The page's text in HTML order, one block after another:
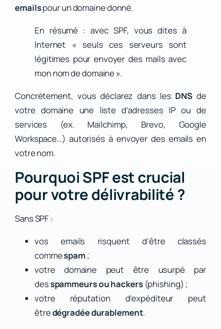
emailspour un domaine donné.
En résumé : avec SPF, vous dites à
Internet « seuls ces serveurs sont
légitimes pour envoyer des mails avec
mon nom de domaine ».
Concrètement, vous déclarez dans les DNSde
votre domaine une liste d’adresses IP ou de
services (ex. Mailchimp, Brevo, Google
Workspace…) autorisés à envoyer des emails en
votre nom.
Pourquoi SPF est crucial
pour votre délivrabilité ?
Sans SPF :
vos emails risquent d’être classés
commespam;
votre domaine peut être usurpé par
desspammeurs ou hackers(phishing) ;
votre réputation d’expéditeur peut
êtredégradée durablement.